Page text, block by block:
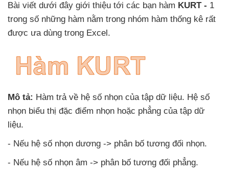
Bài viết dưới đây giới thiệu tới các bạn hàm KURT - 1
trong số những hàm nằm trong nhóm hàm thống kê rất
được ưa dùng trong Excel.
Mô tả: Hàm trả về hệ số nhọn của tập dữ liệu. Hệ số
nhọn biểu thị đặc điểm nhọn hoặc phẳng của tập dữ
liệu.
- Nếu hệ số nhọn dương -> phân bố tương đối nhọn.
- Nếu hệ số nhọn âm -> phân bố tương đối phẳng.